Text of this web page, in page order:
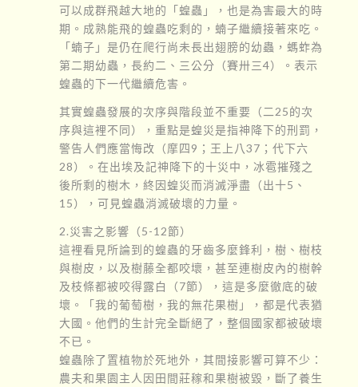
可以成群飛越大地的「蝗蟲」，也是為害最大的時
期。成熟能飛的蝗蟲吃剩的，蝻子繼續接著來吃。
「蝻子」是仍在爬行尚未長出翅膀的幼蟲，螞蚱為
第二期幼蟲，長約二、三公分（賽卅三4）。表示
蝗蟲的下一代繼續危害。
其實蝗蟲發展的次序與階段並不重要（二25的次
序與這裡不同），重點是蝗災是指神降下的刑罰，
警告人們應當悔改（摩四9；王上八37；代下六
28）。在出埃及記神降下的十災中，冰雹摧殘之
後所剩的樹木，終因蝗災而消滅淨盡（出十5、
15），可見蝗蟲消滅破壞的力量。
2.災害之影響（5-12節）
這裡看見所論到的蝗蟲的牙齒多麼鋒利，樹、樹枝
與樹皮，以及樹藤全都咬壞，甚至連樹皮內的樹幹
及枝條都被咬得露白（7節），這是多麼徹底的破
壞。「我的葡萄樹，我的無花果樹」，都是代表猶
大國。他們的生計完全斷絕了，整個國家都被破壞
不已。
蝗蟲除了置植物於死地外，其間接影響可算不少：
農夫和果園主人因田間莊稼和果樹被毀，斷了養生